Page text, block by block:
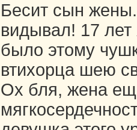
Бесит сын
видывал! 17
было этому
втихорца шею
Ох бля, жена